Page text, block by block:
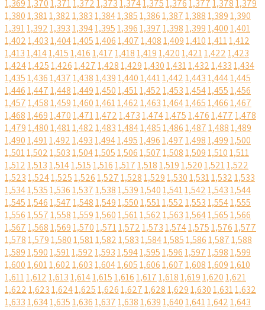
1,3691,3701,3711,3721,3731,3741,3751,3761,3771,3781,379
1,3801,3811,3821,3831,3841,3851,3861,3871,3881,3891,390
1,3911,3921,3931,3941,3951,3961,3971,3981,3991,4001,401
1,4021,4031,4041,4051,4061,4071,4081,4091,4101,4111,412
1,4131,4141,4151,4161,4171,4181,4191,4201,4211,4221,423
1,4241,4251,4261,4271,4281,4291,4301,4311,4321,4331,434
1,4351,4361,4371,4381,4391,4401,4411,4421,4431,4441,445
1,4461,4471,4481,4491,4501,4511,4521,4531,4541,4551,456
1,4571,4581,4591,4601,4611,4621,4631,4641,4651,4661,467
1,4681,4691,4701,4711,4721,4731,4741,4751,4761,4771,478
1,4791,4801,4811,4821,4831,4841,4851,4861,4871,4881,489
1,4901,4911,4921,4931,4941,4951,4961,4971,4981,4991,500
1,5011,5021,5031,5041,5051,5061,5071,5081,5091,5101,511
1,5121,5131,5141,5151,5161,5171,5181,5191,5201,5211,522
1,5231,5241,5251,5261,5271,5281,5291,5301,5311,5321,533
1,5341,5351,5361,5371,5381,5391,5401,5411,5421,5431,544
1,5451,5461,5471,5481,5491,5501,5511,5521,5531,5541,555
1,5561,5571,5581,5591,5601,5611,5621,5631,5641,5651,566
1,5671,5681,5691,5701,5711,5721,5731,5741,5751,5761,577
1,5781,5791,5801,5811,5821,5831,5841,5851,5861,5871,588
1,5891,5901,5911,5921,5931,5941,5951,5961,5971,5981,599
1,6001,6011,6021,6031,6041,6051,6061,6071,6081,6091,610
1,6111,6121,6131,6141,6151,6161,6171,6181,6191,6201,621
1,6221,6231,6241,6251,6261,6271,6281,6291,6301,6311,632
1,6331,6341,6351,6361,6371,6381,6391,6401,6411,6421,643